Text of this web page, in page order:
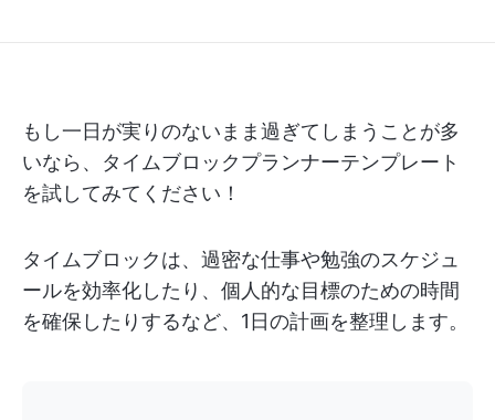
もし一日が実りのないまま過ぎてしまうことが多
いなら、タイムブロックプランナーテンプレート
を試してみてください！
タイムブロックは、過密な仕事や勉強のスケジュ
ールを効率化したり、個人的な目標のための時間
を確保したりするなど、1日の計画を整理します。